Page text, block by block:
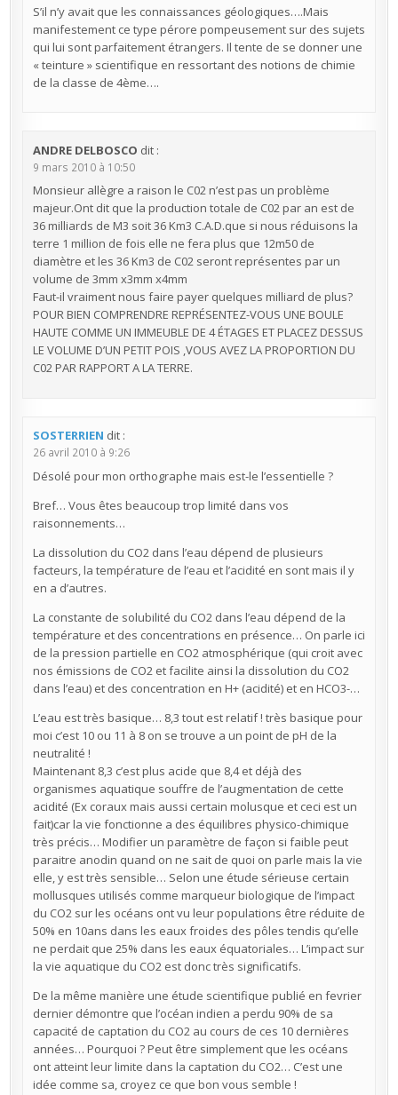
S’il n’y avait que les connaissances géologiques….Mais
manifestement ce type pérore pompeusement sur des sujets
qui lui sont parfaitement étrangers. Il tente de se donner une
« teinture » scientifique en ressortant des notions de chimie
de la classe de 4ème….
ANDRE DELBOSCO dit :
9 mars 2010 à 10:50
Monsieur allègre a raison le C02 n’est pas un problème
majeur.Ont dit que la production totale de C02 par an est de
36 milliards de M3 soit 36 Km3 C.A.D.que si nous réduisons la
terre 1 million de fois elle ne fera plus que 12m50 de
diamètre et les 36 Km3 de C02 seront représentes par un
volume de 3mm x3mm x4mm
Faut-il vraiment nous faire payer quelques milliard de plus?
POUR BIEN COMPRENDRE REPRÉSENTEZ-VOUS UNE BOULE
HAUTE COMME UN IMMEUBLE DE 4 ÉTAGES ET PLACEZ DESSUS
LE VOLUME D’UN PETIT POIS ,VOUS AVEZ LA PROPORTION DU
C02 PAR RAPPORT A LA TERRE.
SOSTERRIEN dit :
26 avril 2010 à 9:26
Désolé pour mon orthographe mais est-le l’essentielle ?
Bref… Vous êtes beaucoup trop limité dans vos
raisonnements…
La dissolution du CO2 dans l’eau dépend de plusieurs
facteurs, la température de l’eau et l’acidité en sont mais il y
en a d’autres.
La constante de solubilité du CO2 dans l’eau dépend de la
température et des concentrations en présence… On parle ici
de la pression partielle en CO2 atmosphérique (qui croit avec
nos émissions de CO2 et facilite ainsi la dissolution du CO2
dans l’eau) et des concentration en H+ (acidité) et en HCO3-…
L’eau est très basique… 8,3 tout est relatif ! très basique pour
moi c’est 10 ou 11 à 8 on se trouve a un point de pH de la
neutralité !
Maintenant 8,3 c’est plus acide que 8,4 et déjà des
organismes aquatique souffre de l’augmentation de cette
acidité (Ex coraux mais aussi certain molusque et ceci est un
fait)car la vie fonctionne a des équilibres physico-chimique
très précis… Modifier un paramètre de façon si faible peut
paraitre anodin quand on ne sait de quoi on parle mais la vie
elle, y est très sensible… Selon une étude sérieuse certain
mollusques utilisés comme marqueur biologique de l’impact
du CO2 sur les océans ont vu leur populations être réduite de
50% en 10ans dans les eaux froides des pôles tendis qu’elle
ne perdait que 25% dans les eaux équatoriales… L’impact sur
la vie aquatique du CO2 est donc très significatifs.
De la même manière une étude scientifique publié en fevrier
dernier démontre que l’océan indien a perdu 90% de sa
capacité de captation du CO2 au cours de ces 10 dernières
années… Pourquoi ? Peut être simplement que les océans
ont atteint leur limite dans la captation du CO2… C’est une
idée comme sa, croyez ce que bon vous semble !